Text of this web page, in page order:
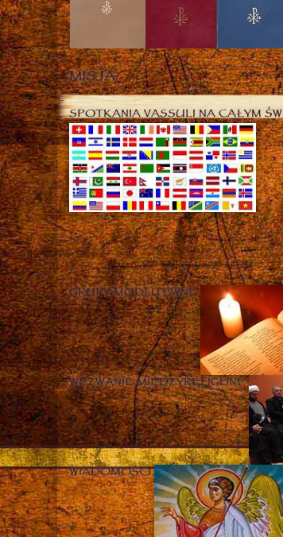
MISJA
SPOTKANIA VASSULI NA CAŁYM
GRUPY MODLITEWNE
WEZWANIE MIĘDZYRELIGIJNE
WIADOMOŚCI